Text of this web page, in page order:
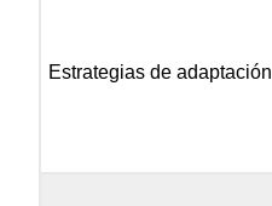
Estrategias de adaptación